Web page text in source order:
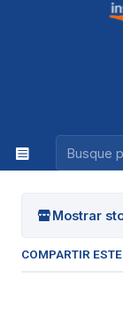
Mostrar
COMPARTIR